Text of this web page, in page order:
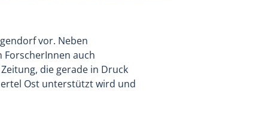
vor. Neben
ForscherInnen auch
die gerade in Druck
Ost unterstützt wird und